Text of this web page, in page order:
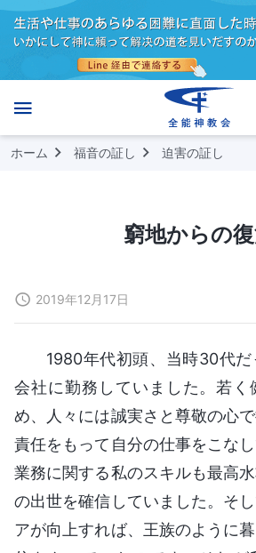
ホーム 福音の証し 迫害の証し
窮地からの
2019年12月17日
1980年代初頭、当時30代
会社に勤務していました。若く
め、人々には誠実さと尊敬の心で
責任をもって自分の仕事をこな
業務に関する私のスキルも最高
の出世を確信していました。そ
アが向上すれば、王族のように